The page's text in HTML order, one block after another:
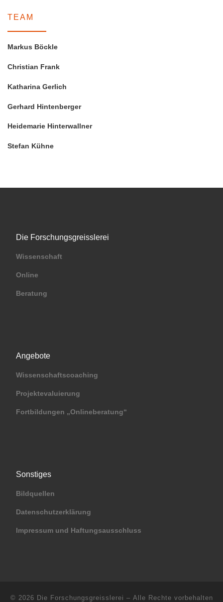
TEAM
Markus Böckle
Christian Frank
Katharina Gerlich
Gerhard Hintenberger
Heidemarie Hinterwallner
Stefan Kühne
Die Forschungsgreisslerei
Wissenschaft
Online
Beratung
Angebote
Wissenschaftscoaching
Projektevaluierung
Fortbildungen „Onlineberatung“
Sonstiges
Bildquellen
Datenschutzerklärung
Impressum und Haftungsausschluss
© 2026 Die Forschungsgreisslerei – Alle Rechte vorbehalten